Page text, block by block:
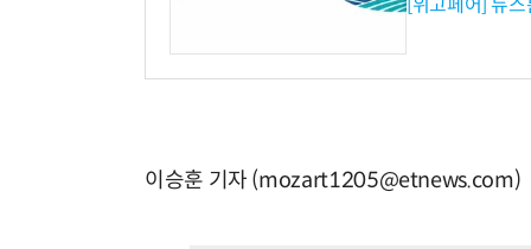
[위고페어] 뉴
이승훈 기자 (mozart1205@etnews.com)